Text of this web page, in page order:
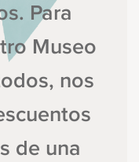
Para
Museo
nos
de una